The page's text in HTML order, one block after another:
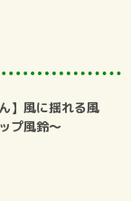
】風に揺れる風
プ風鈴～